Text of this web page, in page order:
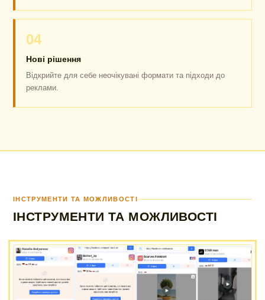
04
Нові рішення
Відкрийте для себе неочікувані формати та підходи до
реклами.
ІНСТРУМЕНТИ ТА МОЖЛИВОСТІ
ІНСТРУМЕНТИ ТА МОЖЛИВОСТІ